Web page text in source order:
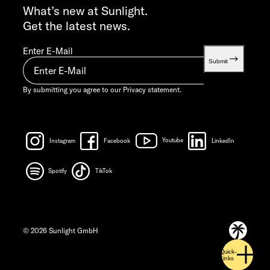
Quick-
Links
info@sunlight.de
What’s new at Sunlight.
Get the latest news.
Enter E-Mail
Submit
By submitting you agree to our Privacy statement.
Instagram Facebook Youtube LinkedIn
Spotify TikTok
© 2026 Sunlight GmbH